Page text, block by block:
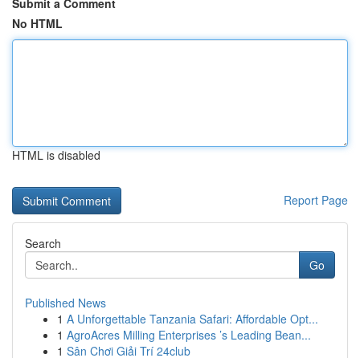
Submit a Comment
No HTML
HTML is disabled
Report Page
Search
Go
Published News
1 A Unforgettable Tanzania Safari: Affordable Opt...
1 AgroAcres Milling Enterprises ’s Leading Bean...
1 Sân Chơi Giải Trí 24club